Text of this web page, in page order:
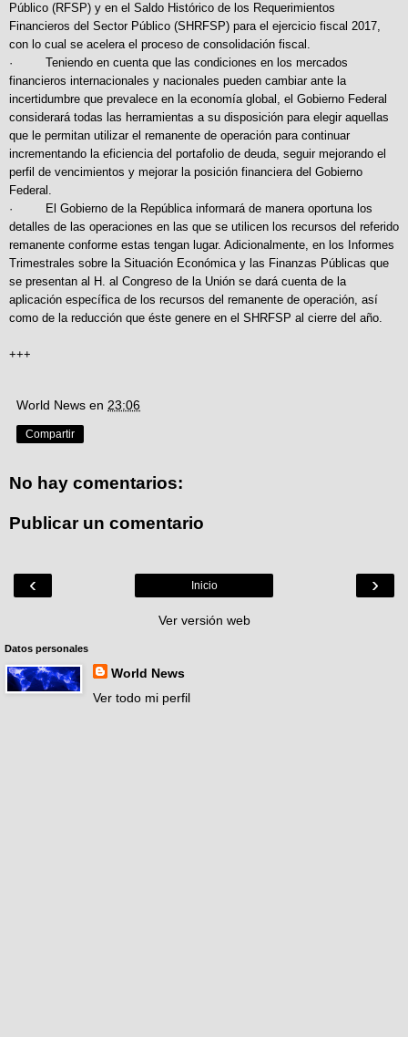
Público (RFSP) y en el Saldo Histórico de los Requerimientos
Financieros del Sector Público (SHRFSP) para el ejercicio fiscal 2017,
con lo cual se acelera el proceso de consolidación fiscal.
· Teniendo en cuenta que las condiciones en los mercados
financieros internacionales y nacionales pueden cambiar ante la
incertidumbre que prevalece en la economía global, el Gobierno Federal
considerará todas las herramientas a su disposición para elegir aquellas
que le permitan utilizar el remanente de operación para continuar
incrementando la eficiencia del portafolio de deuda, seguir mejorando el
perfil de vencimientos y mejorar la posición financiera del Gobierno
Federal.
· El Gobierno de la República informará de manera oportuna los
detalles de las operaciones en las que se utilicen los recursos del referido
remanente conforme estas tengan lugar. Adicionalmente, en los Informes
Trimestrales sobre la Situación Económica y las Finanzas Públicas que
se presentan al H. al Congreso de la Unión se dará cuenta de la
aplicación específica de los recursos del remanente de operación, así
como de la reducción que éste genere en el SHRFSP al cierre del año.
+++
World News en 23:06
Compartir
No hay comentarios:
Publicar un comentario
‹ ›
Inicio
Ver versión web
Datos personales
World News
Ver todo mi perfil